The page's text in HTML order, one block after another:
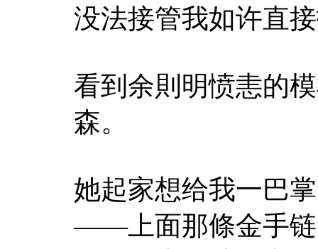
没法接管我如许直
看到余則明愤恚的
森。
她起家想给我一巴
——上面那條金手链